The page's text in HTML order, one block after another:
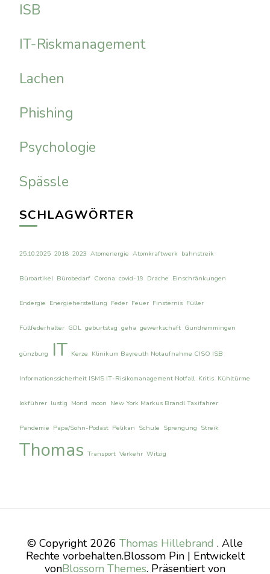
ISB
IT-Riskmanagement
Lachen
Phishing
Psychologie
Spässle
SCHLAGWÖRTER
25.10.2025 2018 2023 Atomenergie Atomkraftwerk bahnstreik
Büroartikel Bürobedarf Corona covid-19 Drache Einschränkungen
Endergie Energieherstellung Feder Feuer Finsternis Füller
Füllfederhalter GDL geburtstag geha gewerkschaft Gundremmingen
günzburg IT Kerze Klinikum Bayreuth Notaufnahme CISO ISB
Informationssicherheit ISMS IT-Risikomanagement Notfall Kritis Kühltürme
lokführer lustig Mond moon New York Markus Brandl Taxifahrer
Pandemie Papa/Sohn-Podast Pelikan Schule Sprengung Streik
Thomas Transport Verkehr Witzig
© Copyright 2026 Thomas Hillebrand . Alle
Rechte vorbehalten.Blossom Pin | Entwickelt
vonBlossom Themes. Präsentiert von